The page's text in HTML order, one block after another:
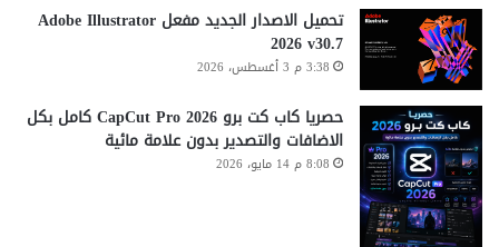
تحميل الاصدار الجديد مفعل Adobe Illustrator
2026 v30.7
3:38 م 3 أغسطس، 2026
حصريا كاب كت برو CapCut Pro 2026 كامل بكل
الاضافات والتصدير بدون علامة مائية
8:08 م 14 مايو، 2026